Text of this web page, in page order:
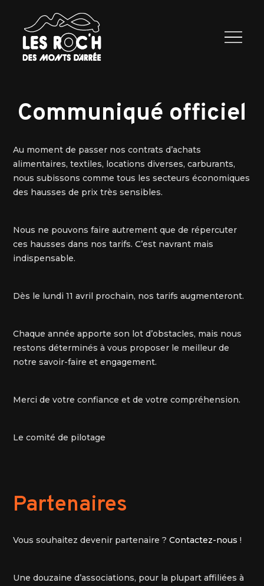
Programme
2026
Exposants
Infos
Contactez
nous
Communiqué officiel
Au moment de passer nos contrats d’achats
alimentaires, textiles, locations diverses, carburants,
nous subissons comme tous les secteurs économiques
des hausses de prix très sensibles.
Nous ne pouvons faire autrement que de répercuter
ces hausses dans nos tarifs. C’est navrant mais
indispensable.
Dès le lundi 11 avril prochain, nos tarifs augmenteront.
Chaque année apporte son lot d’obstacles, mais nous
restons déterminés à vous proposer le meilleur de
notre savoir-faire et engagement.
Merci de votre confiance et de votre compréhension.
Le comité de pilotage
Partenaires
Vous souhaitez devenir partenaire ?Contactez-nous !
Une douzaine d’associations, pour la plupart affiliées à